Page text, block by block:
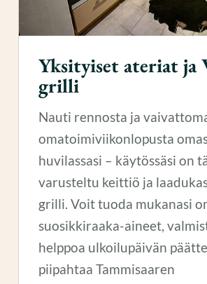
Yksityiset ateriat ja
grilli
Nauti rennosta ja
omatoimiviikonlopusta
huvilassasi – käytössäsi on
varusteltu keittiö ja
grilli. Voit tuoda mukanasi
suosikkiraaka-aineet,
helppoa ulkoilupäivän
piipahtaa Tammisaaren